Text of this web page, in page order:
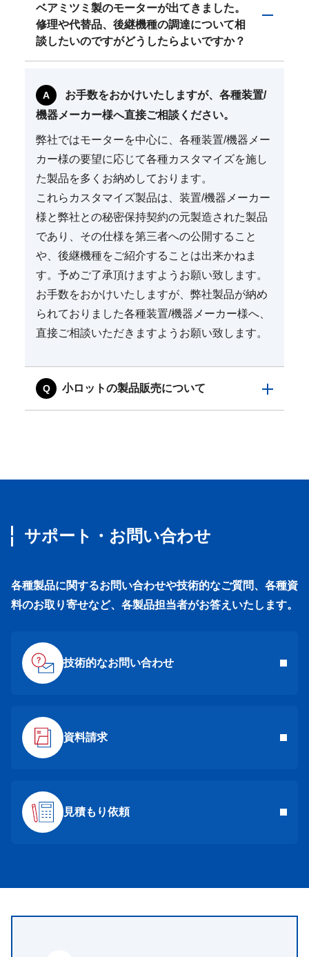
ベアミツミ製のモーターが出てきました。
修理や代替品、後継機種の調達について相
談したいのですがどうしたらよいですか？
お手数をおかけいたしますが、各種装置/
機器メーカー様へ直接ご相談ください。
弊社ではモーターを中心に、各種装置/機器メー
カー様の要望に応じて各種カスタマイズを施し
た製品を多くお納めしております。
これらカスタマイズ製品は、装置/機器メーカー
様と弊社との秘密保持契約の元製造された製品
であり、その仕様を第三者への公開すること
や、後継機種をご紹介することは出来かねま
す。予めご了承頂けますようお願い致します。
お手数をおかけいたしますが、弊社製品が納め
られておりました各種装置/機器メーカー様へ、
直接ご相談いただきますようお願い致します。
小ロットの製品販売について
サポート・お問い合わせ
各種製品に関するお問い合わせや技術的なご質問、各種資
料のお取り寄せなど、各製品担当者がお答えいたします。
技術的なお問い合わせ
資料請求
見積もり依頼